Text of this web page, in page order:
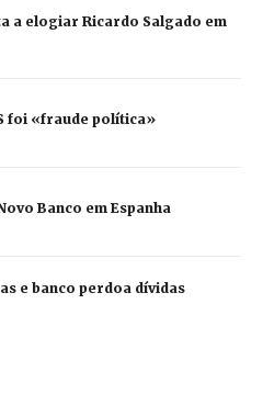
a elogiar Ricardo Salgado em
foi «fraude política»
Banco em Espanha
e banco perdoa dívidas